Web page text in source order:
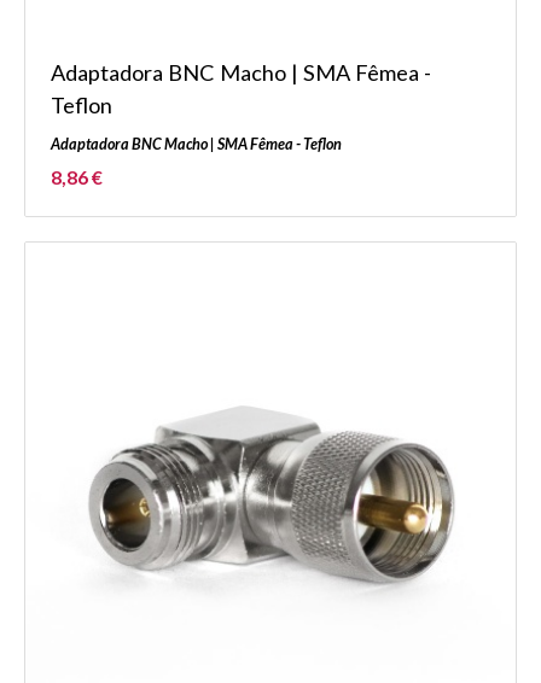
Adaptadora BNC Macho | SMA Fêmea -
Teflon
Adaptadora BNC Macho | SMA Fêmea - Teflon
8,86 €